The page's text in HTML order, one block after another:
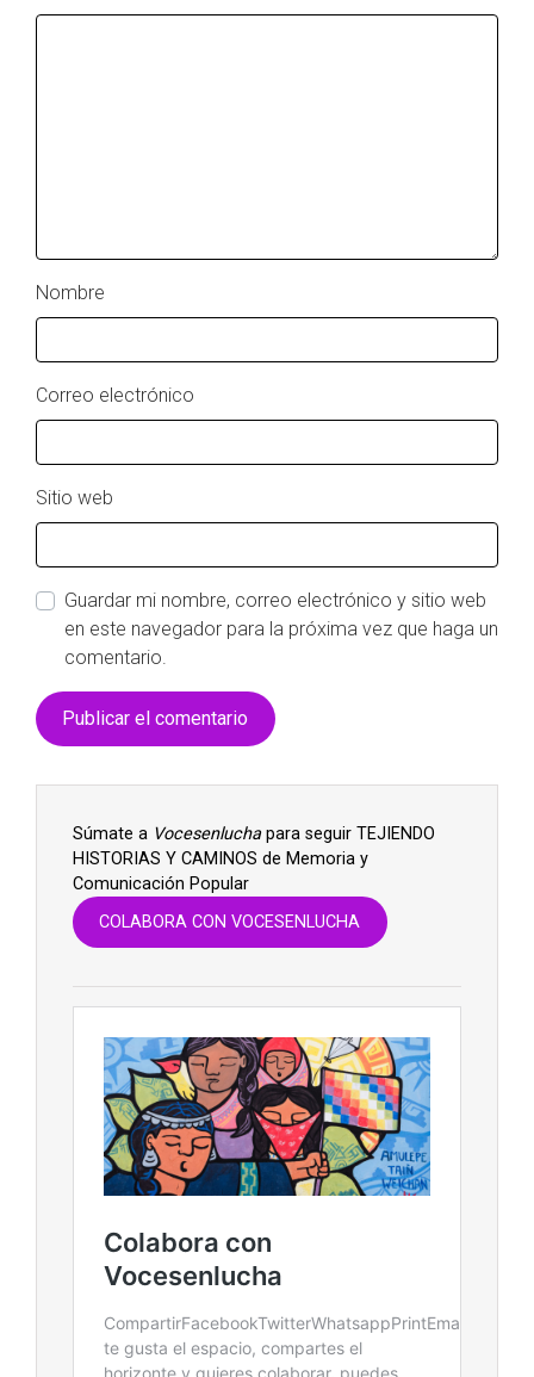
Nombre
Correo electrónico
Sitio web
Guardar mi nombre, correo electrónico y sitio web
en este navegador para la próxima vez que haga un
comentario.
Súmate a Vocesenluchapara seguir TEJIENDO
HISTORIAS Y CAMINOS de Memoria y
Comunicación Popular
COLABORA CON VOCESENLUCHA